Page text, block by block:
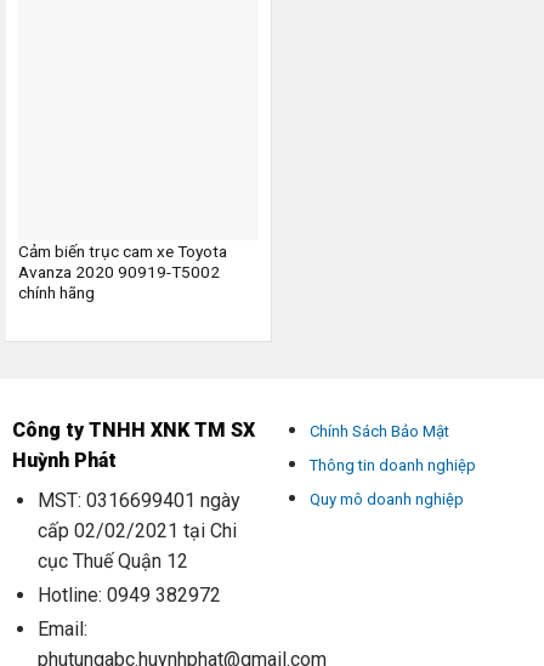
Cảm biến trục cam xe Toyota
Avanza 2020 90919-T5002
chính hãng
Công ty TNHH XNK TM SX
Huỳnh Phát
MST: 0316699401 ngày
cấp 02/02/2021 tại Chi
cục Thuế Quận 12
Hotline: 0949 382972
Email:
phutungabc.huynhphat@gmail.com
Chính Sách Bảo Mật
Thông tin doanh nghiệp
Quy mô doanh nghiệp